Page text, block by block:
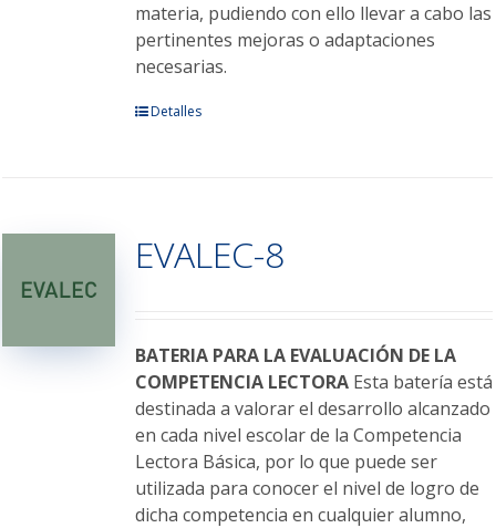
materia, pudiendo con ello llevar a cabo las
pertinentes mejoras o adaptaciones
necesarias.
Este
Las
opciones
elegir
en
la
página
de
producto
Detalles
EVALEC-8
BATERIA PARA LA EVALUACIÓN DE LA
COMPETENCIA LECTORAEsta batería está
destinada a valorar el desarrollo alcanzado
en cada nivel escolar de la Competencia
Lectora Básica, por lo que puede ser
utilizada para conocer el nivel de logro de
dicha competencia en cualquier alumno,